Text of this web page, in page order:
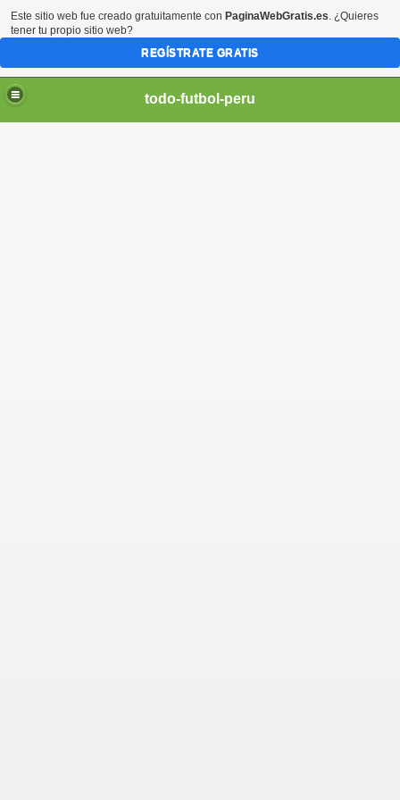
todo-futbol-peru
Este sitio web fue creado gratuitamente con PaginaWebGratis.es. ¿Quieres
tener tu propio sitio web?
REGÍSTRATE GRATIS